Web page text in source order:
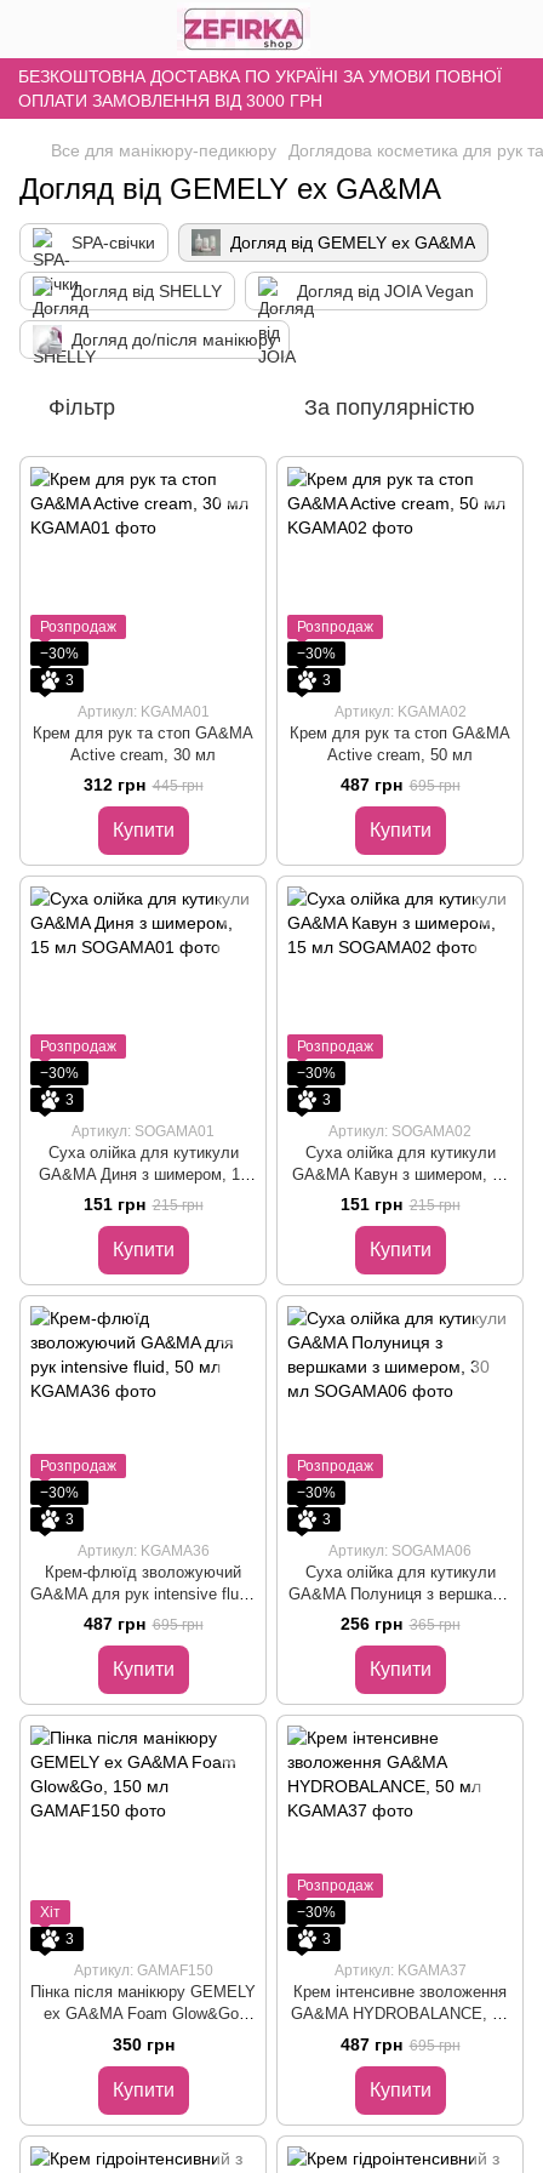
БЕЗКОШТОВНА ДОСТАВКА ПО УКРАЇНІ ЗА УМОВИ ПОВНОЇ
ОПЛАТИ ЗАМОВЛЕННЯ ВІД 3000 ГРН
Все для манікюру-педикюру Доглядова косметика для рук та
Догляд від GEMELY ex GA&MA
SPA-свічки Догляд від GEMELY ex GA&MA
Догляд від SHELLY Догляд від JOIA Vegan
Догляд до/після манікюру
Фільтр За популярністю
Розпродаж
−30%
3
Артикул: KGAMA01
Крем для рук та стоп GA&MA
Active cream, 30 мл
312 грн 445 грн
Купити
Розпродаж
−30%
3
Артикул: KGAMA02
Крем для рук та стоп GA&MA
Active cream, 50 мл
487 грн 695 грн
Купити
Розпродаж
−30%
3
Артикул: SOGAMA01
Суха олійка для кутикули
GA&MA Диня з шимером, 15
151 грн 215 грн
Купити
Розпродаж
−30%
3
Артикул: SOGAMA02
Суха олійка для кутикули
GA&MA Кавун з шимером, 15
151 грн 215 грн
Купити
Розпродаж
−30%
3
Артикул: KGAMA36
Крем-флюїд зволожуючий
GA&MA для рук intensive fluid,
50 мл
487 грн 695 грн
Купити
Розпродаж
−30%
3
Артикул: SOGAMA06
Суха олійка для кутикули
GA&MA Полуниця з вершками
з шимером, 30 мл
256 грн 365 грн
Купити
Хіт
3
Артикул: GAMAF150
Пінка після манікюру GEMELY
ex GA&MA Foam Glow&Go,
150 мл
350 грн
Купити
Розпродаж
−30%
3
Артикул: KGAMA37
Крем інтенсивне зволоження
GA&MA HYDROBALANCE, 50
487 грн 695 грн
Купити